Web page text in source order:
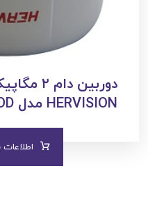
دوربین
HERVISION مدل QC-MX ۱۰۲۰ VOD
اطلاعات